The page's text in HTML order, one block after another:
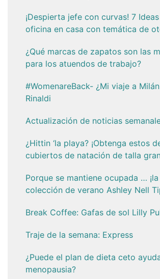
¡Despierta jefe con curvas! 7
oficina en casa con temática de
¿Qué marcas de zapatos son las
para los atuendos de trabajo?
#WomenareBack- ¿Mi viaje a
Rinaldi
Actualización de noticias
¿Hittin ‘la playa? ¡Obtenga estos
cubiertos de natación de talla
Porque se mantiene ocupada …
colección de verano Ashley Nell
Break Coffee: Gafas de sol Lilly
Traje de la semana: Express
¿Puede el plan de dieta ceto
menopausia?